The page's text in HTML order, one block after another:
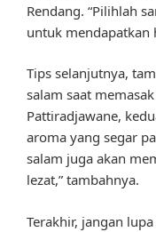
Rendang. “Pilihlah
untuk mendapatkan
Tips selanjutnya,
salam saat
Pattiradjawane,
aroma yang segar
salam juga akan
lezat,” tambahnya.
Terakhir, jangan